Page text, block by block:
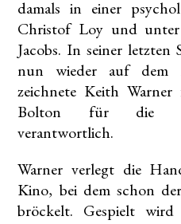
damals in einer
Christof Loy und
Jacobs. In seiner letzten
nun wieder auf dem
zeichnete Keith
Bolton für die
verantwortlich.
Warner verlegt die
Kino, bei dem schon
bröckelt. Gespielt wird